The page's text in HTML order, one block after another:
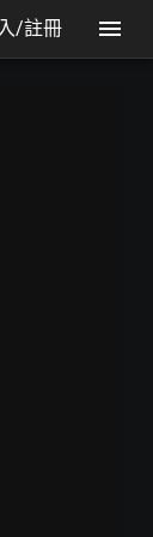
/註冊